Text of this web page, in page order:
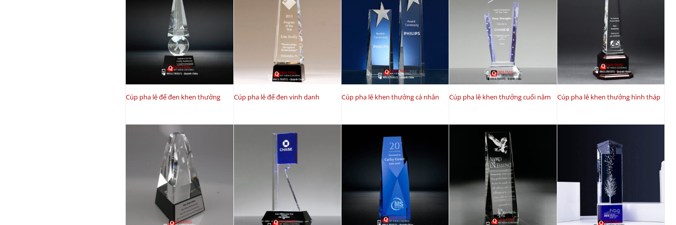
Cúp pha lê đế đen khen thưởng Cúp pha lê đế đen vinh danh Cúp pha lê khen thưởng cá nhân Cúp pha lê khen thưởng cuối năm Cúp pha lê khen thưởng hình tháp